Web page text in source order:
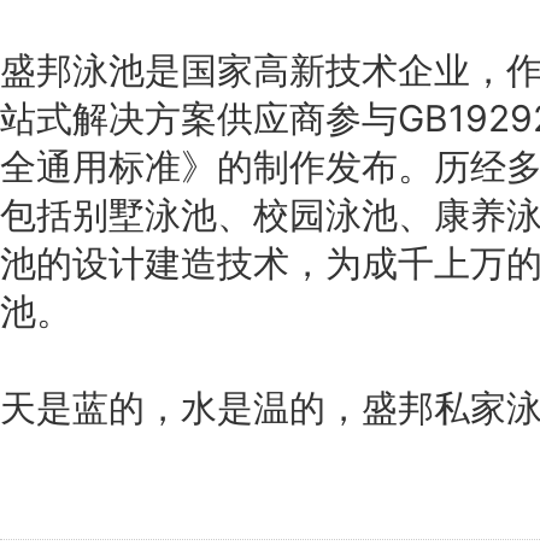
盛邦泳池是国家高新技术企业，
站式解决方案供应商参与
全通用标准》的制作发布。历经
包括别墅泳池、校园泳池、康养
池的设计建造技术，为成千上万
池。
天是蓝的，水是温的，盛邦私家